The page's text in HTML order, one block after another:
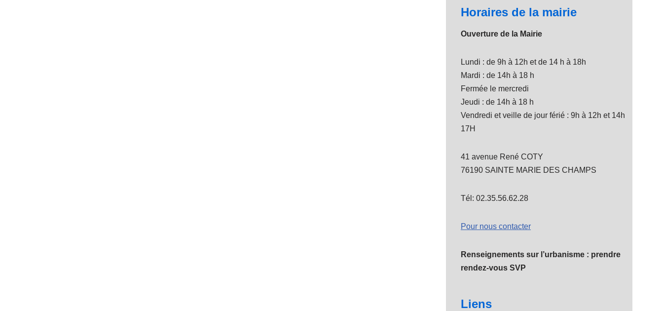
Horaires de la mairie
Ouverture de la Mairie
Lundi : de 9h à 12h et de 14 h à 18h
Mardi : de 14h à 18 h
Fermée le mercredi
Jeudi : de 14h à 18 h
Vendredi et veille de jour férié : 9h à 12h et 14h
17H
41 avenue René COTY
76190 SAINTE MARIE DES CHAMPS
Tél: 02.35.56.62.28
Pour nous contacter
Renseignements sur l’urbanisme : prendre
rendez-vous SVP
Liens